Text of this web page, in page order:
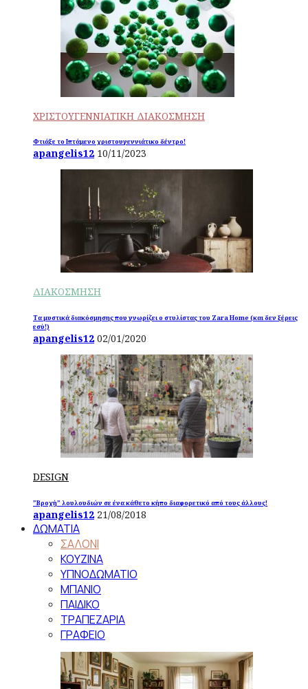
ΧΡΙΣΤΟΥΓΕΝΝΙΑΤΙΚΗ ΔΙΑΚΟΣΜΗΣΗ
Φτιάξε το Ιπτάμενο χριστουγεννιάτικο δέντρο!
apangelis12 10/11/2023
ΔΙΑΚΟΣΜΗΣΗ
Τα μυστικά διακόσμησης που γνωρίζει ο στυλίστας του Zara Home (και δεν ξέρεις
εσύ!)
apangelis12 02/01/2020
DESIGN
”Βροχή” λουλουδιών σε ένα κάθετο κήπο διαφορετικό από τους άλλους!
apangelis12 21/08/2018
ΔΩΜΑΤΙΑ
ΣΑΛΟΝΙ
ΚΟΥΖΙΝΑ
ΥΠΝΟΔΩΜΑΤΙΟ
ΜΠΑΝΙΟ
ΠΑΙΔΙΚΟ
ΤΡΑΠΕΖΑΡΙΑ
ΓΡΑΦΕΙΟ